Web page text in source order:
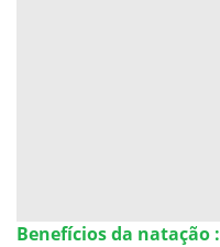
Benefícios da natação :